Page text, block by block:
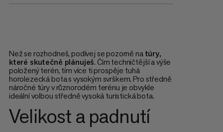
Než se rozhodneš, podívej se pozorně natúry,
které skutečně plánuješ. Čím techničtější a výše
položený terén, tím více ti prospěje tuhá
horolezecká bota s vysokým svrškem. Pro středně
náročné túry v různorodém terénu je obvykle
ideální volbou středně vysoká turistická bota.
Velikost a padnutí